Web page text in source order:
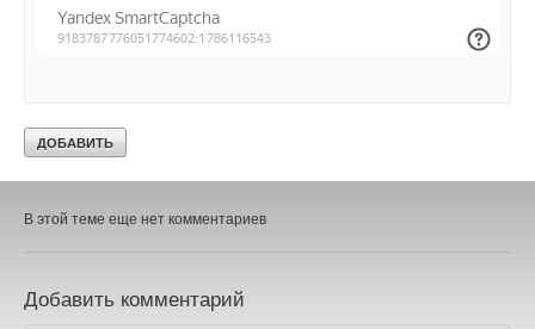
Комментарии
В этой теме еще нет комментариев
Добавить комментарий